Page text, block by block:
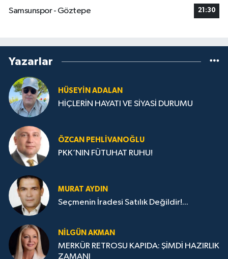
Samsunspor - Göztepe
21:30
Yazarlar
HÜSEYIN ADALAN
HİÇLERİN HAYATI VE SİYASİ DURUMU
ÖZCAN PEHLIVANOĞLU
PKK’NIN FÜTUHAT RUHU!
MURAT AYDIN
Seçmenin İradesi Satılık Değildir!...
NILGÜN AKMAN
MERKÜR RETROSU KAPIDA: ŞİMDİ HAZIRLIK
ZAMANI